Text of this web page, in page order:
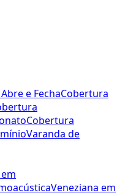
e FechaCobertura
Cobertura
Varanda de
Veneziana em